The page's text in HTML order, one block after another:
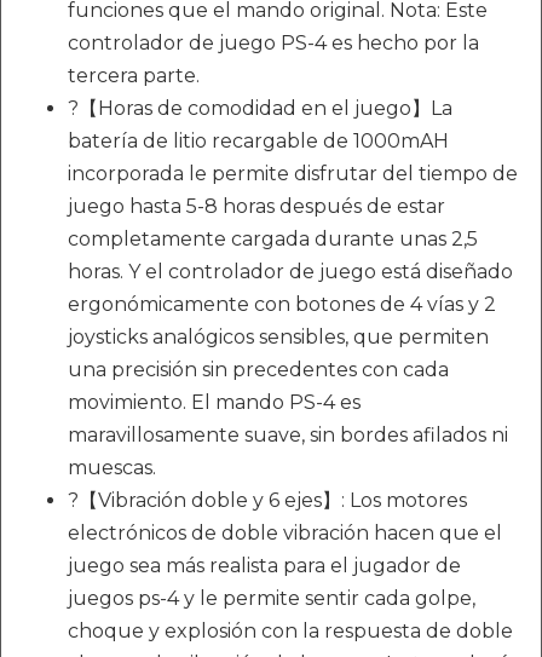
funciones que el mando original. Nota: Este
controlador de juego PS-4 es hecho por la
tercera parte.
?【Horas de comodidad en el juego】La
batería de litio recargable de 1000mAH
incorporada le permite disfrutar del tiempo de
juego hasta 5-8 horas después de estar
completamente cargada durante unas 2,5
horas. Y el controlador de juego está diseñado
ergonómicamente con botones de 4 vías y 2
joysticks analógicos sensibles, que permiten
una precisión sin precedentes con cada
movimiento. El mando PS-4 es
maravillosamente suave, sin bordes afilados ni
muescas.
?【Vibración doble y 6 ejes】: Los motores
electrónicos de doble vibración hacen que el
juego sea más realista para el jugador de
juegos ps-4 y le permite sentir cada golpe,
choque y explosión con la respuesta de doble